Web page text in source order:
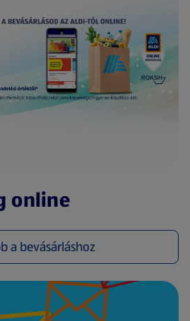
online
a bevásárláshoz
(új oldalon nyílik meg)